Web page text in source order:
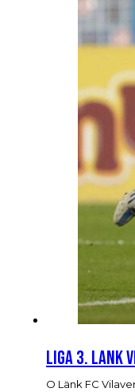
Liga 3. Lank
O Länk FC